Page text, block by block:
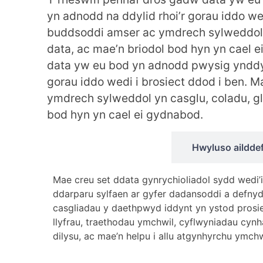
yn adnodd na ddylid rhoi’r gorau iddo
buddsoddi amser ac ymdrech
data, ac mae’n briodol bod hyn yn cael
data yw eu bod yn adnodd pwysig
gorau iddo wedi i brosiect ddod i ben.
ymdrech sylweddol yn casglu, coladu,
bod hyn yn cael ei gydnabod.
Hwyluso
Mae creu set ddata gynrychioliadol sydd
ddarparu sylfaen ar gyfer dadansoddi a
casgliadau y daethpwyd iddynt yn ystod
llyfrau, traethodau ymchwil, cyflwyniadau
dilysu, ac mae’n helpu i allu atgynhyrchu